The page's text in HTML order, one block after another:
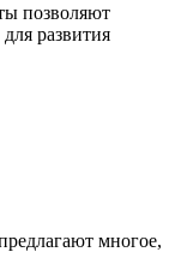
позволяют
развития
многое,